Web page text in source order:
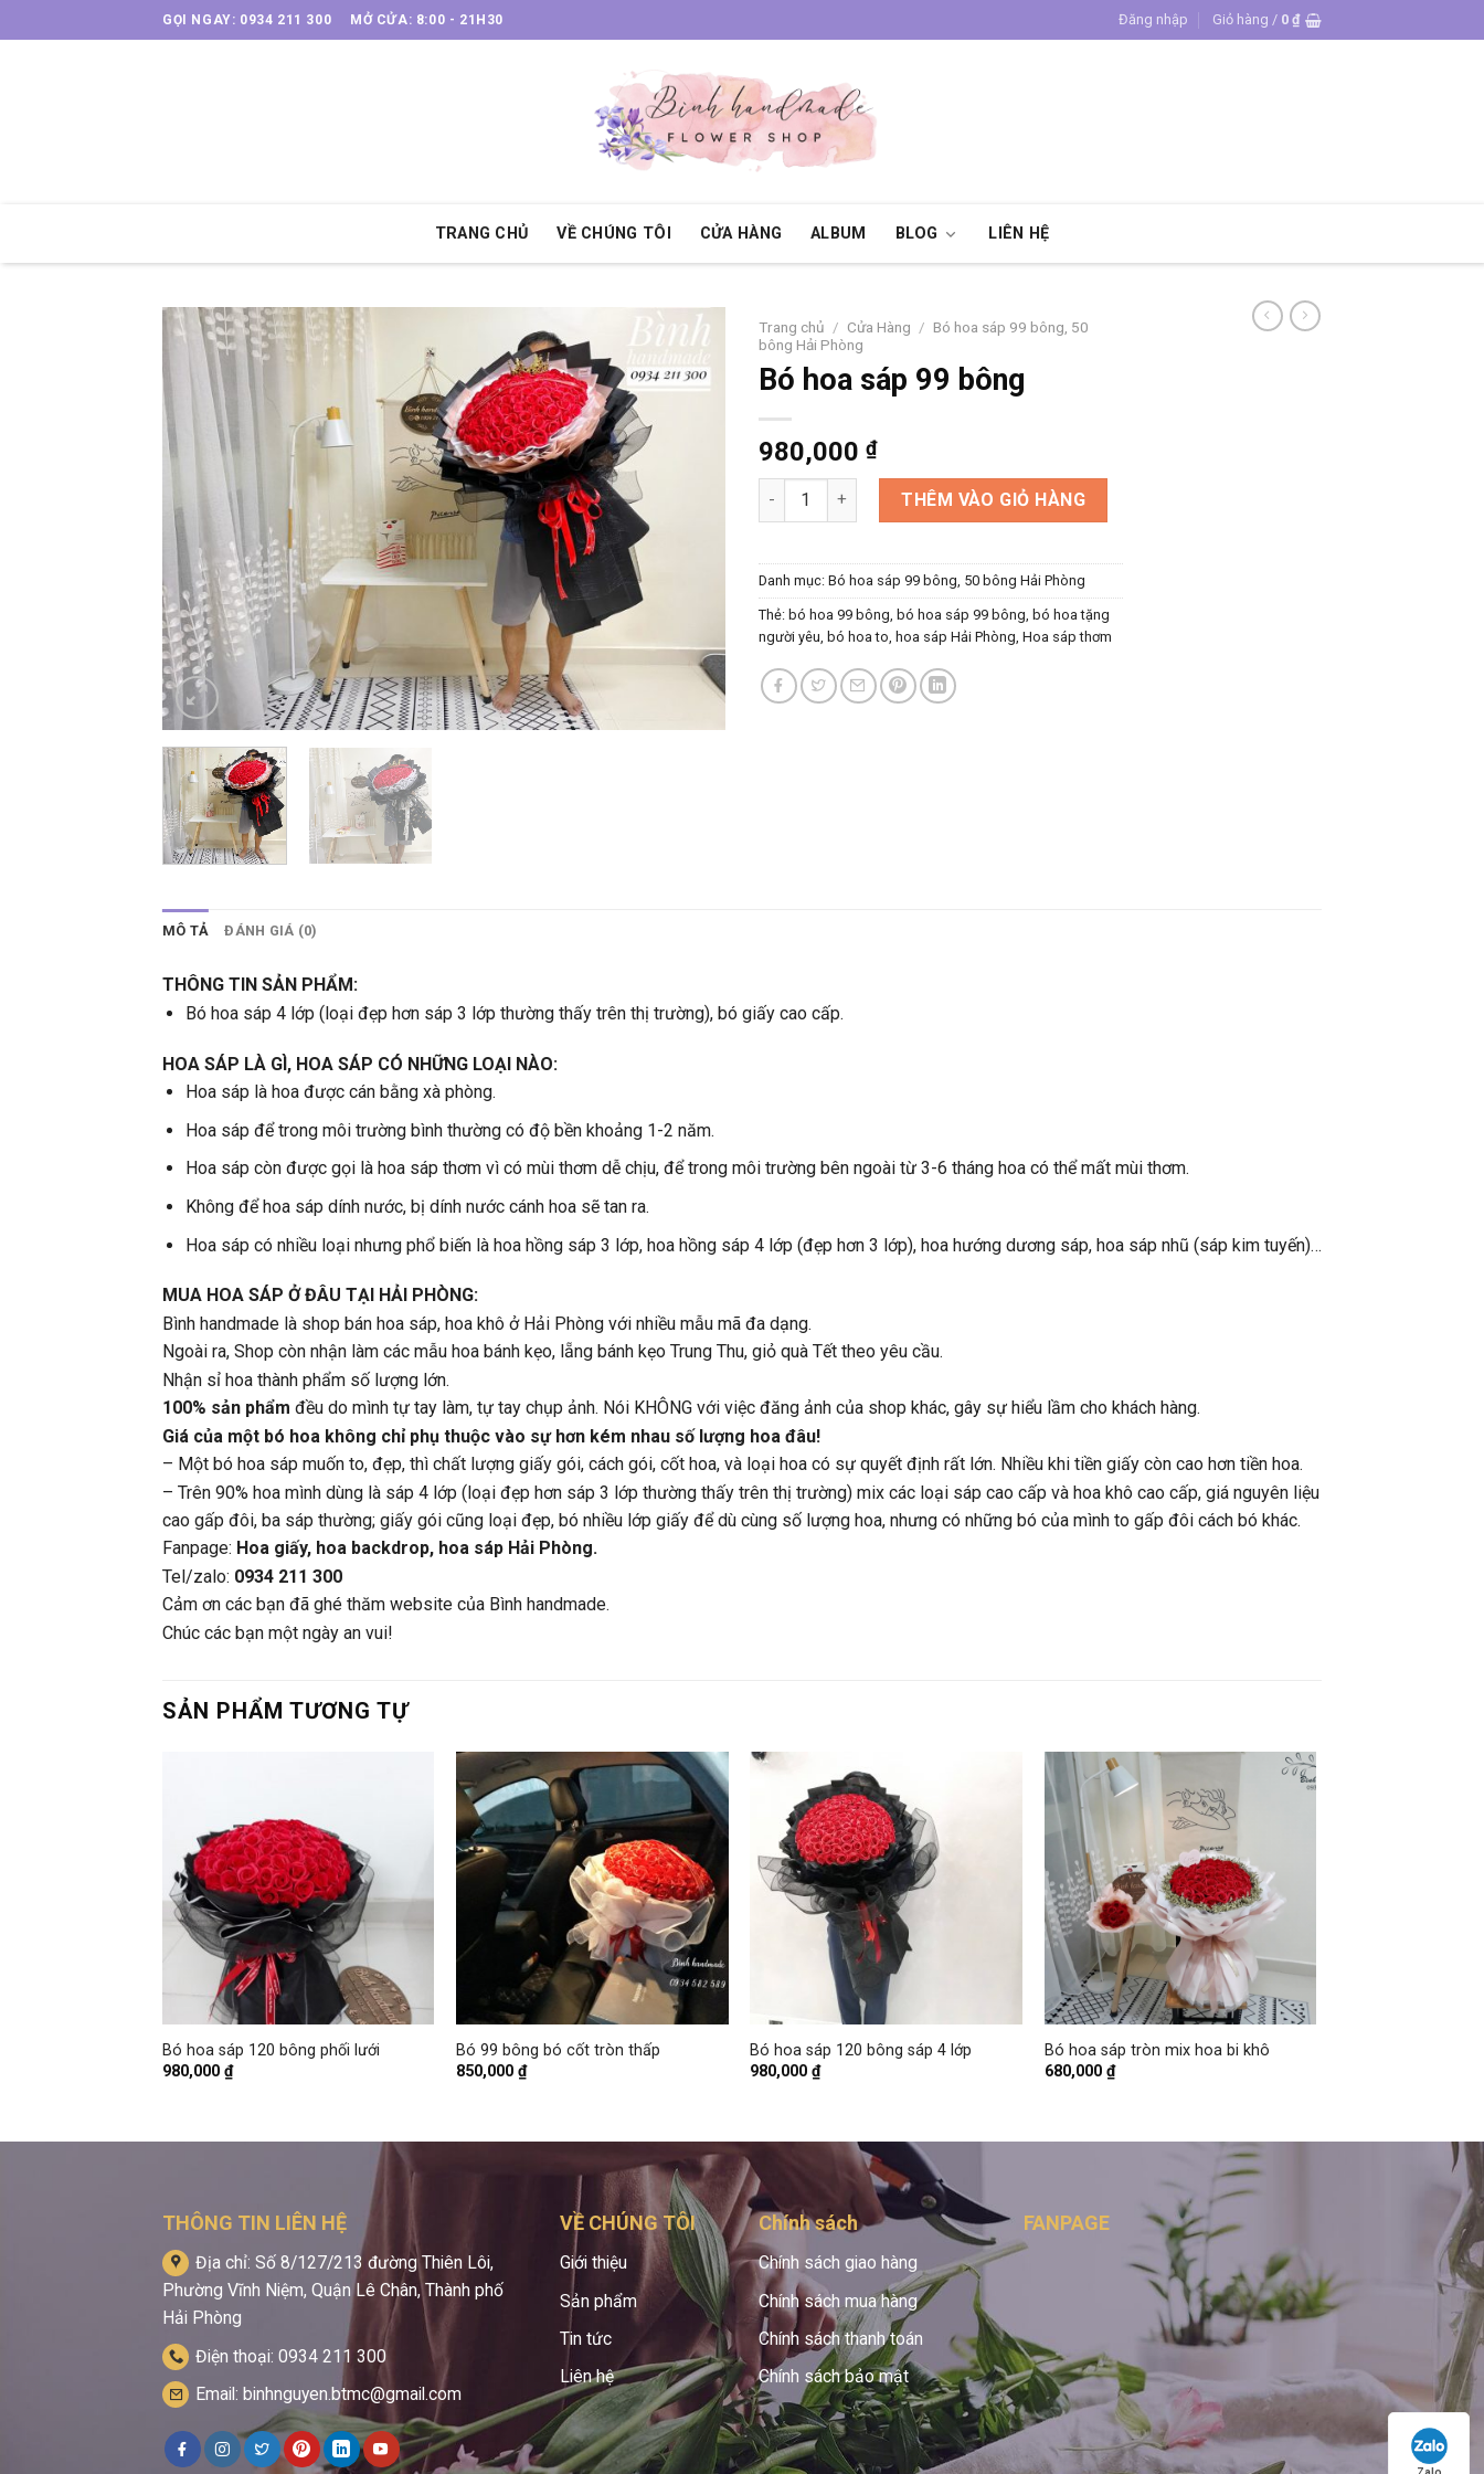
to
GỌI NGAY: 0934 211 300 MỞ CỬA: 8:00 - 21H30 Đăng nhập Giỏ hàng / 0 ₫
TRANG CHỦ VỀ CHÚNG TÔI CỬA HÀNG ALBUM BLOG LIÊN HỆ
Trang chủ / Cửa Hàng / Bó hoa sáp 99 bông, 50
bông Hải Phòng
Bó hoa sáp 99 bông
980,000 ₫
Bó hoa sáp 99 bông số lượngTHÊM VÀO GIỎ HÀNG
Danh mục: Bó hoa sáp 99 bông, 50 bông Hải Phòng
Thẻ: bó hoa 99 bông bó hoa sáp 99 bông bó hoa tặng
người yêu bó hoa to hoa sáp Hải Phòng Hoa sáp thơm
MÔ TẢ ĐÁNH GIÁ (0)
THÔNG TIN SẢN PHẨM:
Bó hoa sáp 4 lớp (loại đẹp hơn sáp 3 lớp thường thấy trên thị trường), bó giấy cao cấp.
HOA SÁP LÀ GÌ, HOA SÁP CÓ NHỮNG LOẠI NÀO:
Hoa sáp là hoa được cán bằng xà phòng.
Hoa sáp để trong môi trường bình thường có độ bền khoảng 1-2 năm.
Hoa sáp còn được gọi là hoa sáp thơm vì có mùi thơm dễ chịu, để trong môi trường bên ngoài từ 3-6 tháng hoa có thể mất mùi thơm.
Không để hoa sáp dính nước, bị dính nước cánh hoa sẽ tan ra.
Hoa sáp có nhiều loại nhưng phổ biến là hoa hồng sáp 3 lớp, hoa hồng sáp 4 lớp (đẹp hơn 3 lớp), hoa hướng dương sáp, hoa sáp nhũ (sáp kim tuyến)…
MUA HOA SÁP Ở ĐÂU TẠI HẢI PHÒNG:
Bình handmade là shop bán hoa sáp, hoa khô ở Hải Phòng với nhiều mẫu mã đa dạng.
Ngoài ra, Shop còn nhận làm các mẫu hoa bánh kẹo, lẵng bánh kẹo Trung Thu, giỏ quà Tết theo yêu cầu.
Nhận sỉ hoa thành phẩm số lượng lớn.
100% sản phẩm đều do mình tự tay làm, tự tay chụp ảnh. Nói KHÔNG với việc đăng ảnh của shop khác, gây sự hiểu lầm cho khách hàng.
Giá của một bó hoa không chỉ phụ thuộc vào sự hơn kém nhau số lượng hoa đâu!
– Một bó hoa sáp muốn to, đẹp, thì chất lượng giấy gói, cách gói, cốt hoa, và loại hoa có sự quyết định rất lớn. Nhiều khi tiền giấy còn cao hơn tiền hoa.
– Trên 90% hoa mình dùng là sáp 4 lớp (loại đẹp hơn sáp 3 lớp thường thấy trên thị trường) mix các loại sáp cao cấp và hoa khô cao cấp, giá nguyên liệu
cao gấp đôi, ba sáp thường; giấy gói cũng loại đẹp, bó nhiều lớp giấy để dù cùng số lượng hoa, nhưng có những bó của mình to gấp đôi cách bó khác.
Fanpage: Hoa giấy, hoa backdrop, hoa sáp Hải Phòng.
Tel/zalo: 0934 211 300
Cảm ơn các bạn đã ghé thăm website của Bình handmade.
Chúc các bạn một ngày an vui!
SẢN PHẨM TƯƠNG TỰ
Bó hoa sáp 120 bông phối lưới
980,000 ₫
Bó 99 bông bó cốt tròn thấp
850,000₫
Bó hoa sáp 120 bông sáp 4 lớp
980,000₫
+
Bó hoa sáp tròn mix hoa bi khô
680,000 ₫
THÔNG TIN LIÊN HỆ
Địa chỉ: Số 8/127/213 đường Thiên Lôi,
Phường Vĩnh Niệm, Quận Lê Chân, Thành phố
Hải Phòng
Điện thoại: 0934 211 300
Email: binhnguyen.btmc@gmail.com
VỀ CHÚNG TÔI
Giới thiệu
Sản phẩm
Tin tức
Liên hệ
Chính sách
Chính sách giao hàng
Chính sách mua hàng
Chính sách thanh toán
Chính sách bảo mật
FANPAGE